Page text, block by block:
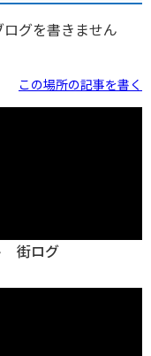
グを書きません
この場所の記事を書く
街ログ